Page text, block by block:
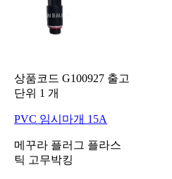
상품코드 G100927 출고
단위 1 개
PVC 임시마개 15A
메꾸라 플러그 플라스
틱 고무박킹